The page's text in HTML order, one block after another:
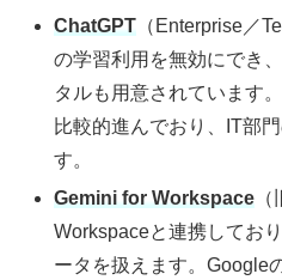
ChatGPT （Enterprise／
の学習利用を無効にでき
タルも用意されています
比較的進んでおり、IT部
す。
Gemini for Workspace
Workspaceと連携してお
ータを扱えます。Google